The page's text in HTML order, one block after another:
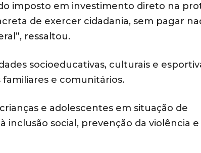
imposto em investimento direto na
de exercer cidadania, sem pagar
ressaltou.
socioeducativas, culturais e
e comunitários.
e adolescentes em situação de
inclusão social, prevenção da violência e